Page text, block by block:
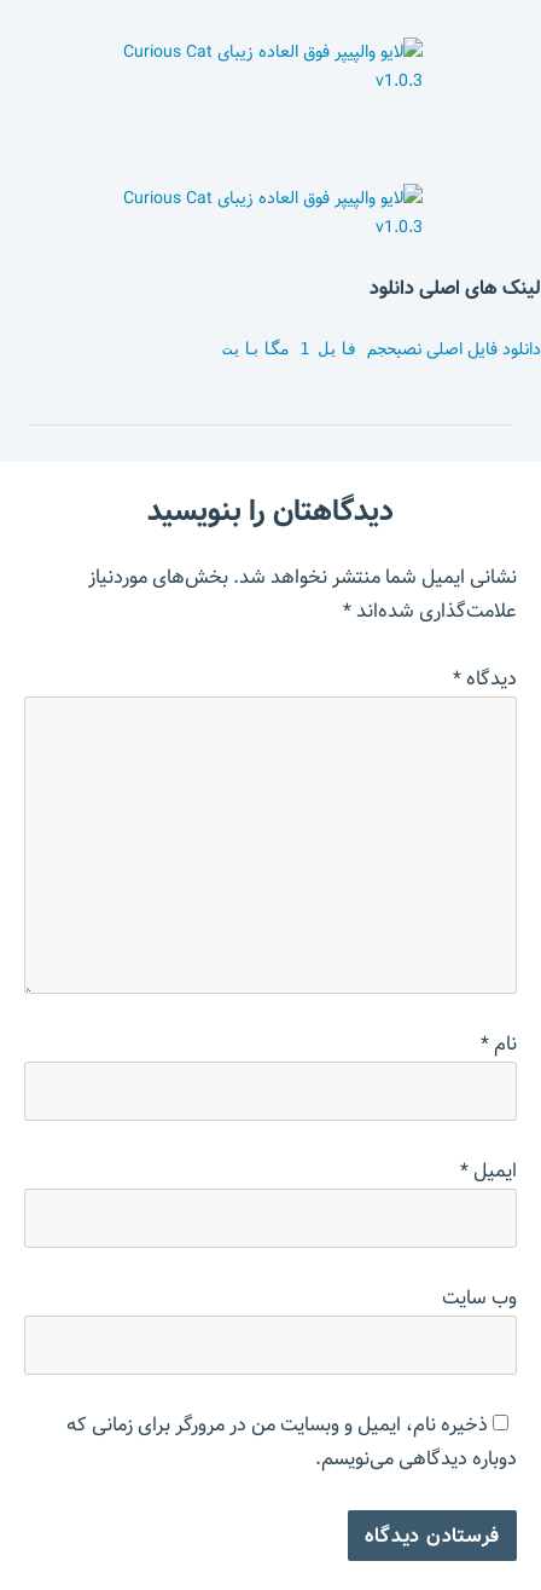
لینک های اصلی دانلود
دانلود فایل اصلی نصبحجم فایل 1 مگابایت
دیدگاهتان را بنویسید
نشانی ایمیل شما منتشر نخواهد شد.بخش‌های موردنیاز
علامت‌گذاری شده‌اند*
دیدگاه*
نام*
ایمیل*
وب‌ سایت
ذخیره نام، ایمیل و وبسایت من در مرورگر برای زمانی که
دوباره دیدگاهی می‌نویسم.